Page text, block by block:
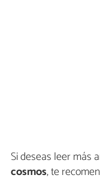
Si deseas leer más
cosmos, te